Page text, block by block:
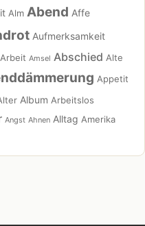
Alm Abend Affe
Aufmerksamkeit
Arbeit Amsel Abschied Alte
Appetit
Album Arbeitslos
Angst Ahnen Alltag Amerika